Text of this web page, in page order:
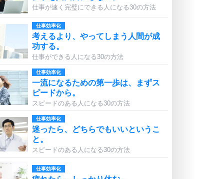
仕事が速く完璧にできる人になる30の方法
仕事効率化
考えるより、やってしまう人間が成
功する。
仕事ができる人になる30の方法
仕事効率化
一流になるための第一歩は、まずス
ピードから。
スピードのある人になる30の方法
仕事効率化
迷ったら、どちらでもいいというこ
と。
スピードのある人になる30の方法
仕事効率化